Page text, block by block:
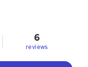
6
reviews